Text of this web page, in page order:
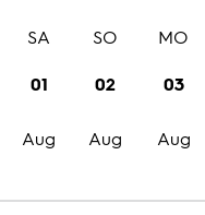
01
Aug
SA
02
Aug
SO
03
Aug
MO